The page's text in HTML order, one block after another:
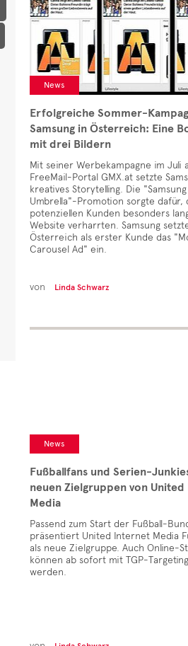
News
Erfolgreiche Sommer-
Samsung in Österreich: Eine
mit drei Bildern
Mit seiner Werbekampagne im Juli
FreeMail-Portal GMX.at setzte
kreatives Storytelling. Die "Samsung
Umbrella"-Promotion sorgte dafür,
potenziellen Kunden besonders
Website verharrten. Samsung
Österreich als erster Kunde das
Carousel Ad" ein.
von Linda Schwarz
News
Fußballfans und Serien-
neuen Zielgruppen von
Media
Passend zum Start der Fußball-
präsentiert United Internet Media
als neue Zielgruppe. Auch Online-
können ab sofort mit TGP-
werden.